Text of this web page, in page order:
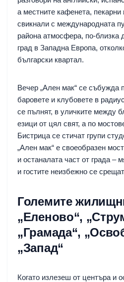
а местните кафенета, пекарни
свикнали с международната
района атмосфера, по-близка
град в Западна Европа,
български квартал.
Вечер „Ален мак“ се събужда
баровете и клубовете в
се пълнят, в уличките между
езици от цял свят, а по
Бистрица се стичат групи
„Ален мак“ е своеобразен
и останалата част от града –
и гостите неизбежно се
Големите
„Еленово“,
„Грамада“,
„Запад“
Когато излезеш от центъра и